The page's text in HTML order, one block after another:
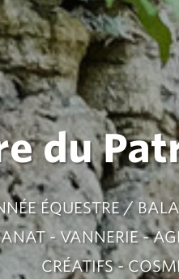
du
ÉQUESTRE /
- VANNERIE -
CRÉATIFS -